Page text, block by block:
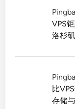
VPS
洛杉
比
存储